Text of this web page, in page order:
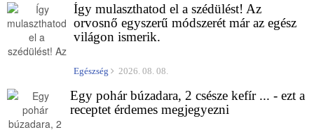
Így mulaszthatod el a szédülést! Az
orvosnő egyszerű módszerét már az egész
világon ismerik.
Egészség 2026. 08. 08.
Egy pohár búzadara, 2 csésze kefír ... - ezt a
receptet érdemes megjegyezni